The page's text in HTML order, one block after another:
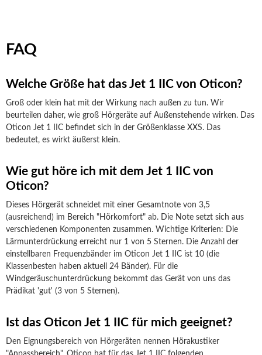
FAQ
Welche Größe hat das Jet 1 IIC von Oticon?
Groß oder klein hat mit der Wirkung nach außen zu tun. Wir
beurteilen daher, wie groß Hörgeräte auf Außenstehende wirken. Das
Oticon Jet 1 IIC befindet sich in der Größenklasse XXS. Das
bedeutet, es wirkt äußerst klein.
Wie gut höre ich mit dem Jet 1 IIC von
Oticon?
Dieses Hörgerät schneidet mit einer Gesamtnote von 3,5
(ausreichend) im Bereich "Hörkomfort" ab. Die Note setzt sich aus
verschiedenen Komponenten zusammen. Wichtige Kriterien: Die
Lärmunterdrückung erreicht nur 1 von 5 Sternen. Die Anzahl der
einstellbaren Frequenzbänder im Oticon Jet 1 IIC ist 10 (die
Klassenbesten haben aktuell 24 Bänder). Für die
Windgeräuschunterdrückung bekommt das Gerät von uns das
Prädikat 'gut' (3 von 5 Sternen).
Ist das Oticon Jet 1 IIC für mich geeignet?
Den Eignungsbereich von Hörgeräten nennen Hörakustiker